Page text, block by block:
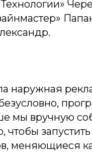
наружная
мы вручную
чтобы
меняющиеся